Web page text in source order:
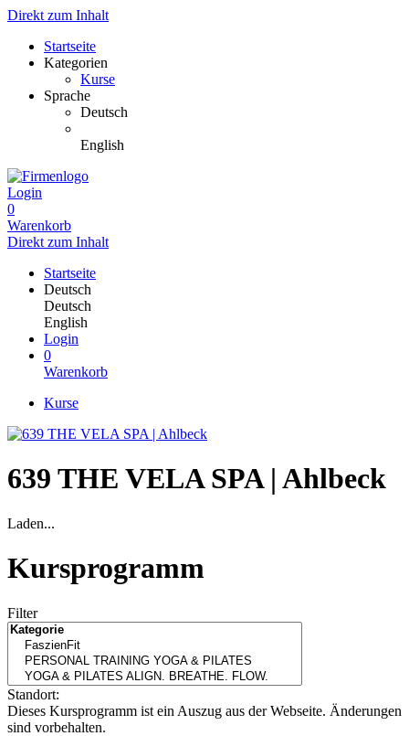
Direkt zum Inhalt
Startseite
Kategorien
Kurse
Sprache
Deutsch
English
Login
0
Warenkorb
Direkt zum Inhalt
Startseite
Deutsch
Deutsch
English
Login
0
Warenkorb
Kurse
639 THE VELA SPA | Ahlbeck
Laden...
Kursprogramm
Filter
Standort:
Dieses Kursprogramm ist ein Auszug aus der Webseite. Änderungen
sind vorbehalten.